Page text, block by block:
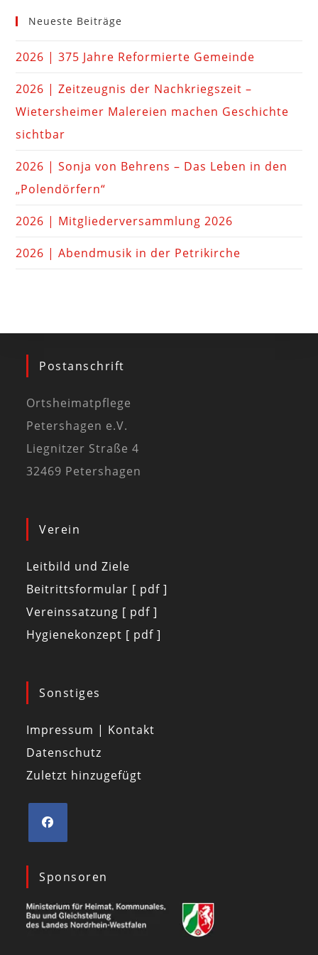
Neueste Beiträge
2026 | 375 Jahre Reformierte Gemeinde
2026 | Zeitzeugnis der Nachkriegszeit –
Wietersheimer Malereien machen Geschichte
sichtbar
2026 | Sonja von Behrens – Das Leben in den
„Polendörfern“
2026 | Mitgliederversammlung 2026
2026 | Abendmusik in der Petrikirche
Postanschrift
Ortsheimatpflege
Petershagen e.V.
Liegnitzer Straße 4
32469 Petershagen
Verein
Leitbild und Ziele
Beitrittsformular [ pdf ]
Vereinssatzung [ pdf ]
Hygienekonzept [ pdf ]
Sonstiges
Impressum | Kontakt
Datenschutz
Zuletzt hinzugefügt
Sponsoren